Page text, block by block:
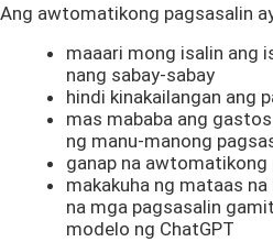
Ang awtomatikong pagsasalin
maaari mong isalin ang
nang sabay-sabay
hindi kinakailangan ang
mas mababa ang
ng manu-manong
ganap na awtomatikong
makakuha ng mataas
na mga pagsasalin
modelo ng ChatGPT